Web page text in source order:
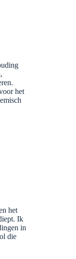
het
het
Ik
in
die